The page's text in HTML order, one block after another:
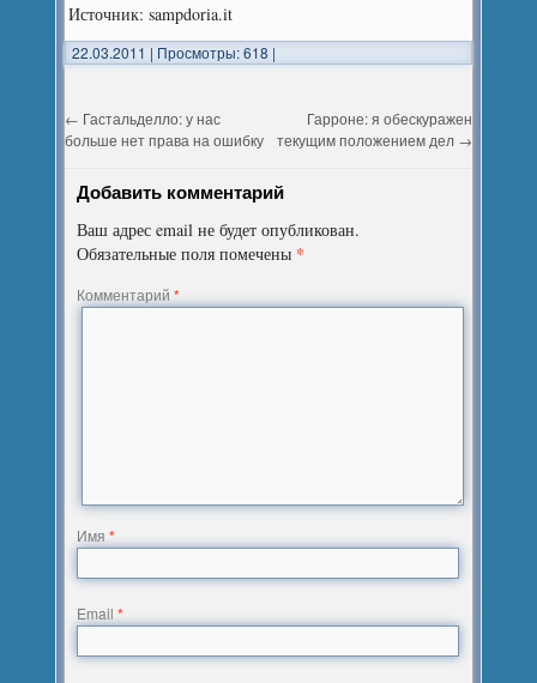
Источник: sampdoria.it
22.03.2011 | Просмотры: 618 |
← Гастальделло: у нас
больше нет права на ошибку
Гарроне: я обескуражен
текущим положением дел →
Добавить комментарий
Ваш адрес email не будет опубликован.
Обязательные поля помечены *
Комментарий*
Имя*
Email*